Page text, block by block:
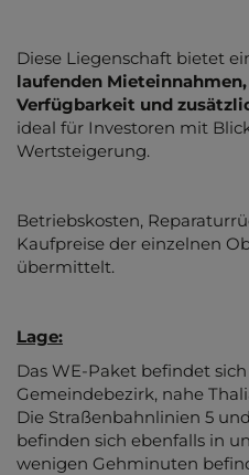
Diese Liegenschaft bietet
laufenden
Verfügbarkeit und
ideal für Investoren mit
Wertsteigerung.
Betriebskosten,
Kaufpreise der einzelnen
übermittelt.
Lage:
Das WE-Paket befindet
Gemeindebezirk, nahe
Die Straßenbahnlinien 5
befinden sich ebenfalls in
wenigen Gehminuten